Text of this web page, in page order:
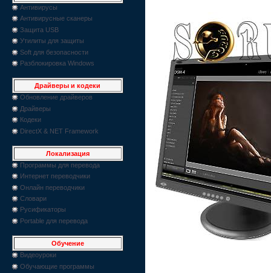
Антивирусы
Антивирусные сканеры
Защита USB
Утилиты для защиты
Soft для безопасности
Разблокировка Windows
Драйверы и кодеки
Обновление драйверов
Драйверы
Кодеки
DirectX & NET Framework
Локализация
Программы для перевода
Интернет переводчики
Онлайн переводчики
Словари
Русификаторы
Portable для перевода
Обучение
Видеоуроки
Обучающие программы